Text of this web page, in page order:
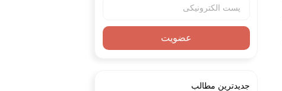
عضویت
جدیدترین مطالب